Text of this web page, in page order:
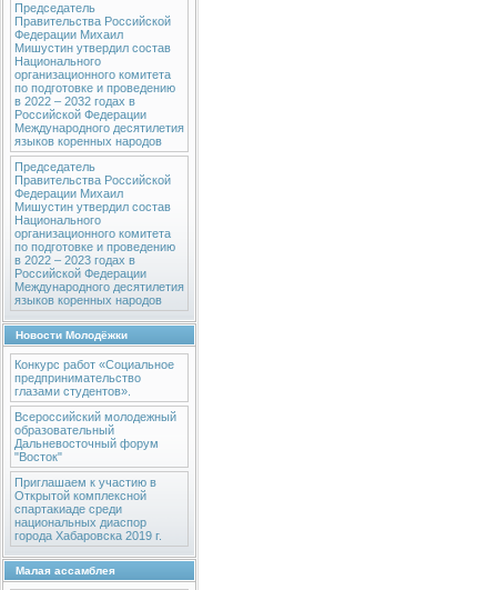
Председатель
Правительства Российской
Федерации Михаил
Мишустин утвердил состав
Национального
организационного комитета
по подготовке и проведению
в 2022 – 2032 годах в
Российской Федерации
Международного десятилетия
языков коренных народов
Председатель
Правительства Российской
Федерации Михаил
Мишустин утвердил состав
Национального
организационного комитета
по подготовке и проведению
в 2022 – 2023 годах в
Российской Федерации
Международного десятилетия
языков коренных народов
Новости Молодёжки
Конкурс работ «Социальное
предпринимательство
глазами студентов».
Всероссийский молодежный
образовательный
Дальневосточный форум
"Восток"
Приглашаем к участию в
Открытой комплексной
спартакиаде среди
национальных диаспор
города Хабаровска 2019 г.
Малая ассамблея